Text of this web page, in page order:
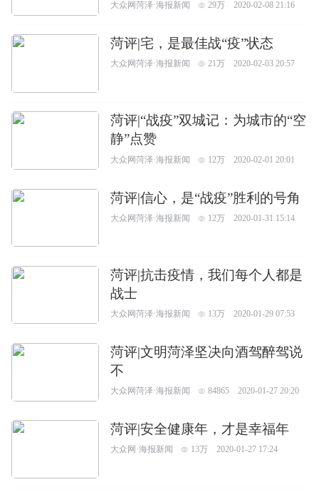
大众网菏泽·海报新闻 29万 2020-02-08 21:16
菏评|宅，是最佳战“疫”状态
大众网菏泽·海报新闻 21万 2020-02-03 20:57
菏评|“战疫”双城记：为城市的“空
静”点赞
大众网菏泽·海报新闻 12万 2020-02-01 20:01
菏评|信心，是“战疫”胜利的号角
大众网菏泽·海报新闻 12万 2020-01-31 15:14
菏评|抗击疫情，我们每个人都是
战士
大众网菏泽·海报新闻 13万 2020-01-29 07:53
菏评|文明菏泽坚决向酒驾醉驾说
不
大众网菏泽·海报新闻 84865 2020-01-27 20:20
菏评|安全健康年，才是幸福年
大众网·海报新闻 13万 2020-01-27 17:24